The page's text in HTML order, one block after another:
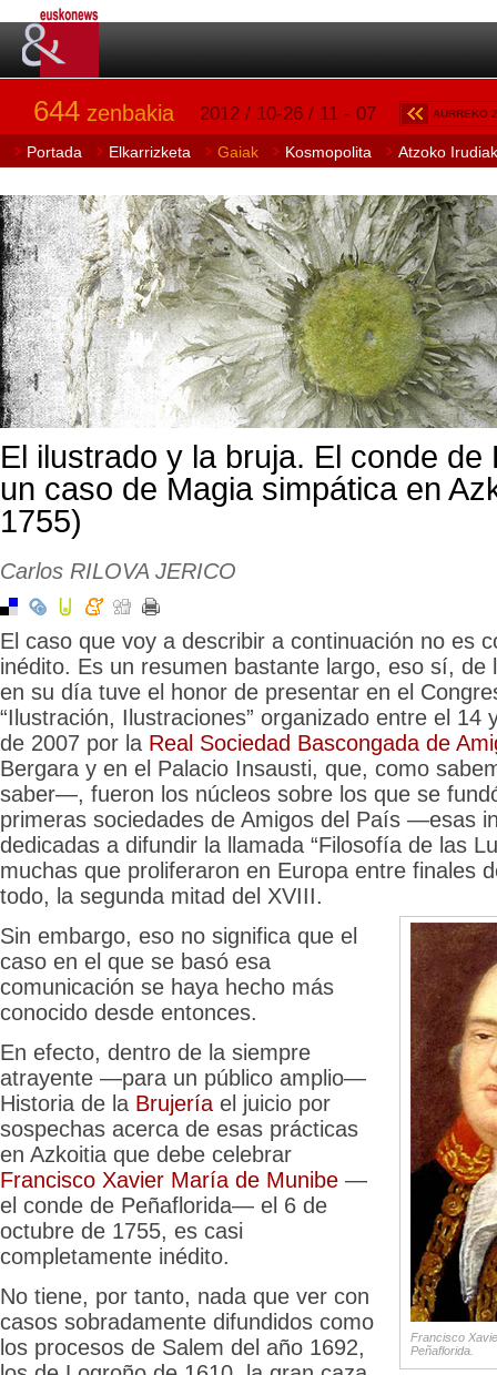
644 zenbakia 2012 / 10-26 / 11 - 07 AURREKO
Portada Elkarrizketa Gaiak Kosmopolita Atzoko Irudiak
El ilustrado y la bruja. El conde de
un caso de Magia simpática en
1755)
Carlos RILOVA JERICO
El caso que voy a describir a continuación no es
inédito. Es un resumen bastante largo, eso sí, de
en su día tuve el honor de presentar en el
“Ilustración, Ilustraciones” organizado entre el 14
de 2007 por la Real Sociedad Bascongada de
Bergara y en el Palacio Insausti, que, como
saber—, fueron los núcleos sobre los que se
primeras sociedades de Amigos del País —esas
dedicadas a difundir la llamada “Filosofía de las
muchas que proliferaron en Europa entre finales
todo, la segunda mitad del XVIII.
Francisco
Peñaflorida.
Sin embargo, eso no significa que el
caso en el que se basó esa
comunicación se haya hecho más
conocido desde entonces.
En efecto, dentro de la siempre
atrayente —para un público amplio—
Historia de la Brujería el juicio por
sospechas acerca de esas prácticas
en Azkoitia que debe celebrar
Francisco Xavier María de Munibe —
el conde de Peñaflorida— el 6 de
octubre de 1755, es casi
completamente inédito.
No tiene, por tanto, nada que ver con
casos sobradamente difundidos como
los procesos de Salem del año 1692,